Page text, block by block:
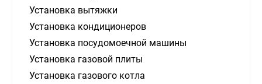
Установка вытяжки
Установка кондиционеров
Установка посудомоечной машины
Установка газовой плиты
Установка газового котла